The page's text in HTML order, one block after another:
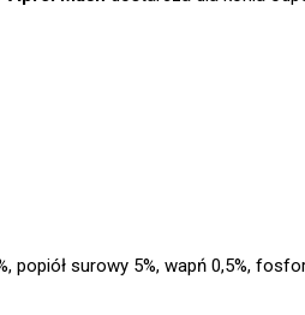
popiół surowy 5%, wapń 0,5%,